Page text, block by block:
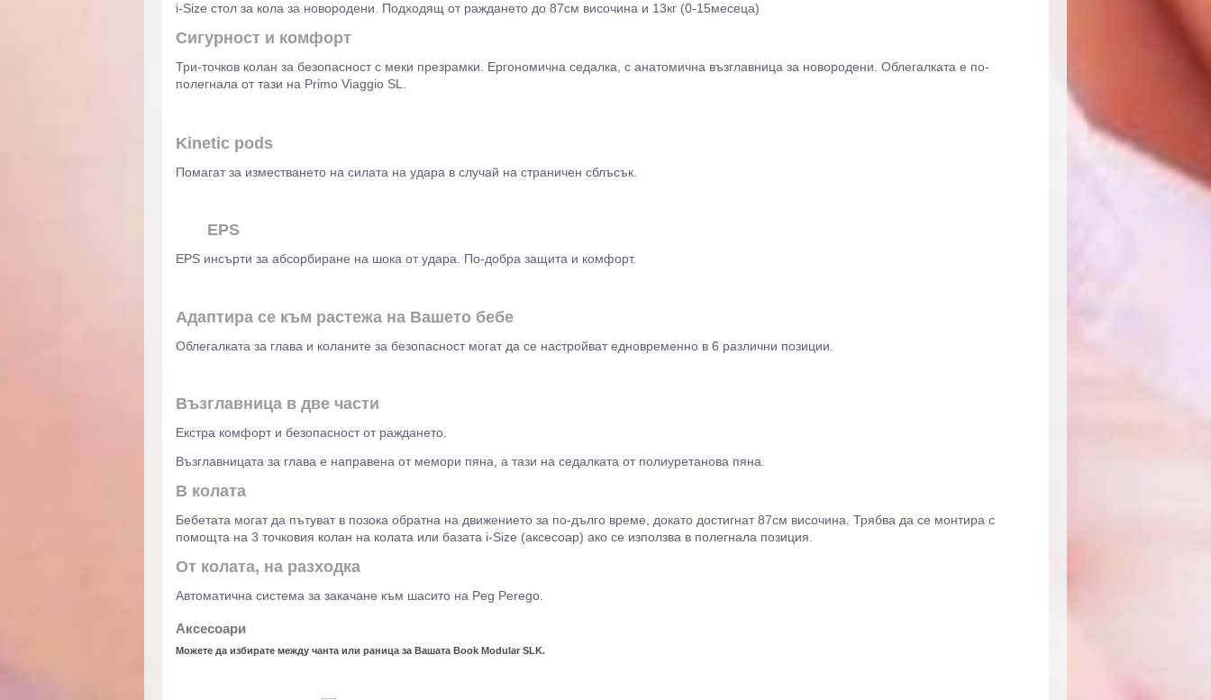
i-Size стол за кола за новородени. Подходящ от раждането до 87см височина и 13кг (0-15месеца)
Сигурност и комфорт
Три-точков колан за безопасност с меки презрамки. Ергономична седалка, с анатомична възглавница за новородени. Облегалката е по-
полегнала от тази на Primo Viaggio SL.
Kinetic pods
Помагат за изместването на силата на удара в случай на страничен сблъсък.
EPS
EPS инсърти за абсорбиране на шока от удара. По-добра защита и комфорт.
Адаптира се към растежа на Вашето бебе
Облегалката за глава и коланите за безопасност могат да се настройват едновременно в 6 различни позиции.
Възглавница в две части
Екстра комфорт и безопасност от раждането.
Възглавницата за глава е направена от мемори пяна, а тази на седалката от полиуретанова пяна.
В колата
Бебетата могат да пътуват в позока обратна на движението за по-дълго време, докато достигнат 87см височина. Трябва да се монтира с
помощта на 3 точковия колан на колата или базата i-Size (аксесоар) ако се използва в полегнала позиция.
От колата, на разходка
Автоматична система за закачане към шасито на Peg Perego.
Aксесоари
Можете да избирате между чанта или раница за Вашата Book Modular SLK.